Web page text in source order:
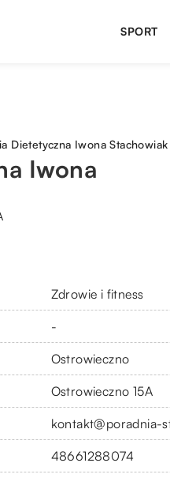
SPORT
Dietetyczna Iwona Stachowiak
Iwona
Zdrowie i fitness
-
Ostrowieczno
Ostrowieczno 15A
kontakt@poradnia-
48661288074